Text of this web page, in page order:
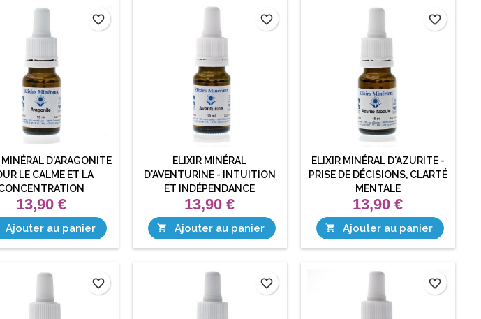
MINÉRAL D'ARAGONITE
LE CALME ET LA
13,90 €
Ajouter au panier
favorite_border
ELIXIR MINÉRAL
D'AVENTURINE - INTUITION
ET INDÉPENDANCE
13,90 €
 Ajouter au panier
favorite_border
ELIXIR MINÉRAL D'AZURITE -
PRISE DE DÉCISIONS, CLARTÉ
MENTALE
13,90 €
 Ajouter au panier
favorite_border
favorite_border favorite_border favorite_border